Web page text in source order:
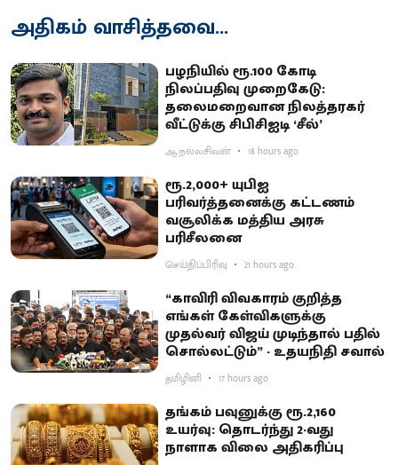
அதிகம் வாசித்தவை...
பழநியில் ரூ.100 கோடி
நிலப்பதிவு முறைகேடு:
தலைமறைவான நிலத்தரகர்
வீட்டுக்கு சிபிசிஐடி ‘சீல்’
ஆ.நல்லசிவன் 18 hours ago
ரூ.2,000+ யுபிஐ
பரிவர்த்தனைக்கு கட்டணம்
வசூலிக்க மத்திய அரசு
பரிசீலனை
செய்திப்பிரிவு 21 hours ago
“காவிரி விவகாரம் குறித்த
எங்கள் கேள்விகளுக்கு
முதல்வர் விஜய் முடிந்தால் பதில்
சொல்லட்டும்” - உதயநிதி சவால்
தமிழினி 17 hours ago
தங்கம் பவுனுக்கு ரூ.2,160
உயர்வு: தொடர்ந்து 2-வது
நாளாக விலை அதிகரிப்பு